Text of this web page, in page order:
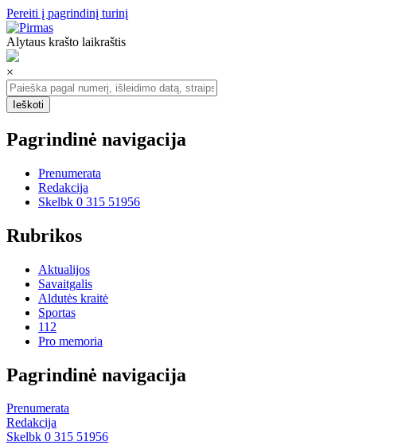
Pereiti į pagrindinį turinį
Alytaus krašto laikraštis
×
Pagrindinė navigacija
Prenumerata
Redakcija
Skelbk 0 315 51956
Rubrikos
Aktualijos
Savaitgalis
Aldutės kraitė
Sportas
112
Pro memoria
Pagrindinė navigacija
Prenumerata
Redakcija
Skelbk 0 315 51956